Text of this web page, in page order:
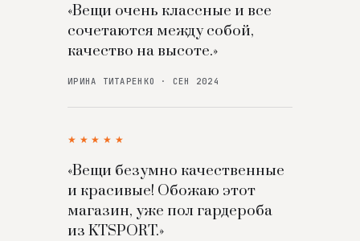
«Вещи очень классные и все
сочетаются между собой,
качество на высоте.»
ИРИНА ТИТАРЕНКО · СЕН 2024
★★★★★
«Вещи безумно качественные
и красивые! Обожаю этот
магазин, уже пол гардероба
из KTSPORT.»